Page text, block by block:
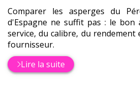
Comparer les asperges du
d'Espagne ne suffit pas : le bon
service, du calibre, du
fournisseur.
Lire la suite